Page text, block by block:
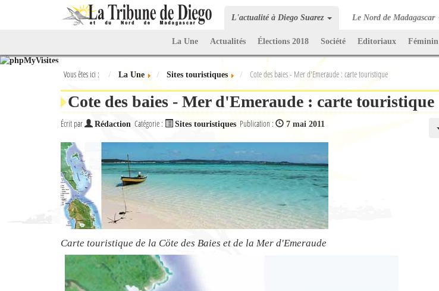
L'actualité à Diego Suarez Le Nord de Madagascar
La Une Actualités Élections 2018 Société Editoriaux Féminin
Vous êtes ici : La Une Sites touristiques Cote des baies - Mer d'Emeraude : carte touristique
Cote des baies - Mer d'Emeraude : carte touristique
Écrit par Rédaction Catégorie : Sites touristiques Publication : 7 mai 2011
Carte touristique de la Cöte des Baies et de la Mer d'Emeraude